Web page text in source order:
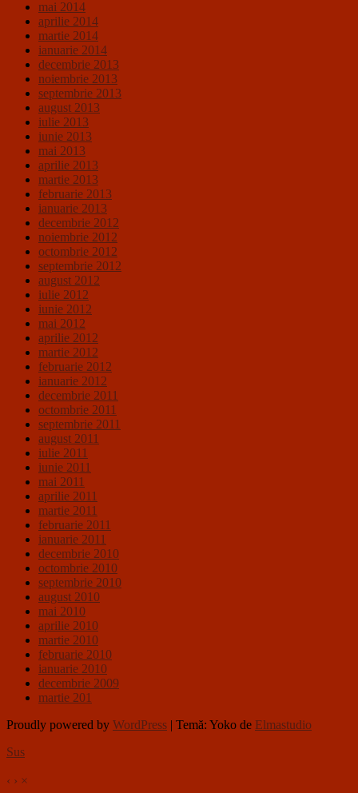
mai 2014
aprilie 2014
martie 2014
ianuarie 2014
decembrie 2013
noiembrie 2013
septembrie 2013
august 2013
iulie 2013
iunie 2013
mai 2013
aprilie 2013
martie 2013
februarie 2013
ianuarie 2013
decembrie 2012
noiembrie 2012
octombrie 2012
septembrie 2012
august 2012
iulie 2012
iunie 2012
mai 2012
aprilie 2012
martie 2012
februarie 2012
ianuarie 2012
decembrie 2011
octombrie 2011
septembrie 2011
august 2011
iulie 2011
iunie 2011
mai 2011
aprilie 2011
martie 2011
februarie 2011
ianuarie 2011
decembrie 2010
octombrie 2010
septembrie 2010
august 2010
mai 2010
aprilie 2010
martie 2010
februarie 2010
ianuarie 2010
decembrie 2009
martie 201
Proudly powered by WordPress | Temă: Yoko de Elmastudio
Sus
‹ › ×